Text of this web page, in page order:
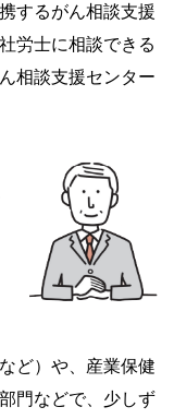
するがん相談支援
労士に相談できる
相談支援センター
ど）や、産業保健
門などで、少しず